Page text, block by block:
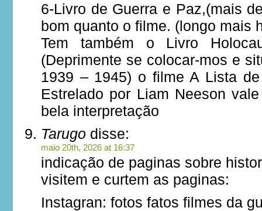
6-Livro de Guerra e Paz,(mais
bom quanto o filme. (longo mais
Tem também o Livro
(Deprimente se colocar-mos e
1939 – 1945) o filme A Lista
Estrelado por Liam Neeson
bela interpretação
Tarugo disse:
maio 20th, 2026 at 16:37
indicação de paginas sobre
visitem e curtem as paginas:
Instagran: fotos fatos filmes da